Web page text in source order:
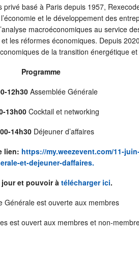
privé basé à Paris depuis 1957,
et le développement des
macroéconomiques au service
les réformes économiques. Depuis
de la transition énergétique
Programme
12h30Assemblée Générale
13h00Cocktail et networking
14h30 Déjeuner d’affaires
lien: https://my.weezevent.com/11-
et-dejeuner-daffaires.
jour et pouvoir à télécharger ici.
Générale est ouverte aux membres
est ouvert aux membres et non-